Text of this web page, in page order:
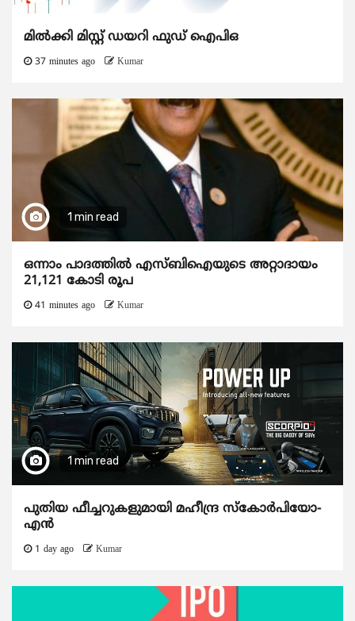
മിൽക്കി മിസ്റ്റ് ഡയറി ഫുഡ് ഐപിഒ
37 minutes ago Kumar
1 min read
ഒന്നാം പാദത്തിൽ എസ്ബിഐയുടെ അറ്റാദായം
21,121 കോടി രൂപ
41 minutes ago Kumar
1 min read
പുതിയ ഫീച്ചറുകളുമായി മഹീന്ദ്ര സ്കോർപിയോ-
എൻ
1 day ago Kumar